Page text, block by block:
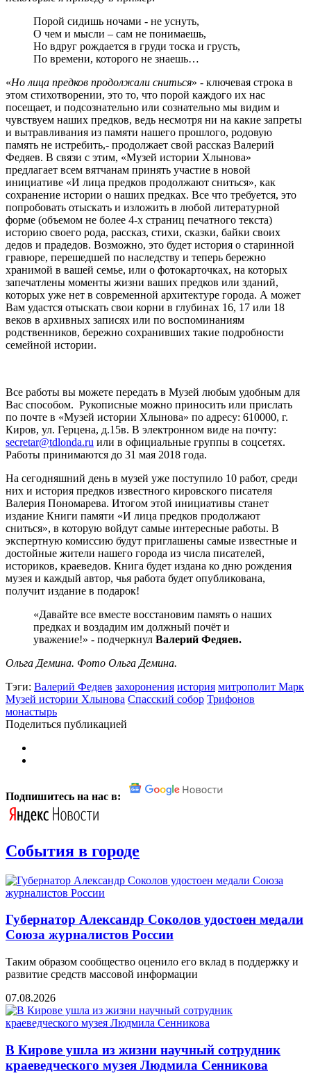
Порой сидишь ночами - не уснуть,
О чем и мысли – сам не понимаешь,
Но вдруг рождается в груди тоска и грусть,
По времени, которого не знаешь…
«Но лица предков продолжали сниться» - ключевая строка в
этом стихотворении, это то, что порой каждого их нас
посещает, и подсознательно или сознательно мы видим и
чувствуем наших предков, ведь несмотря ни на какие запреты
и вытравливания из памяти нашего прошлого, родовую
память не истребить,- продолжает свой рассказ Валерий
Федяев. В связи с этим, «Музей истории Хлынова»
предлагает всем вятчанам принять участие в новой
инициативе «И лица предков продолжают сниться», как
сохранение истории о наших предках. Все что требуется, это
попробовать отыскать и изложить в любой литературной
форме (объемом не более 4-х страниц печатного текста)
историю своего рода, рассказ, стихи, сказки, байки своих
дедов и прадедов. Возможно, это будет история о старинной
гравюре, перешедшей по наследству и теперь бережно
хранимой в вашей семье, или о фотокарточках, на которых
запечатлены моменты жизни ваших предков или зданий,
которых уже нет в современной архитектуре города. А может
Вам удастся отыскать свои корни в глубинах 16, 17 или 18
веков в архивных записях или по воспоминаниям
родственников, бережно сохранивших такие подробности
семейной истории.
Все работы вы можете передать в Музей любым удобным для
Вас способом. Рукописные можно приносить или прислать
по почте в «Музей истории Хлынова» по адресу: 610000, г.
Киров, ул. Герцена, д.15в. В электронном виде на почту:
secretar@tdlonda.ru или в официальные группы в соцсетях.
Работы принимаются до 31 мая 2018 года.
На сегодняшний день в музей уже поступило 10 работ, среди
них и история предков известного кировского писателя
Валерия Пономарева. Итогом этой инициативы станет
издание Книги памяти «И лица предков продолжают
сниться», в которую войдут самые интересные работы. В
экспертную комиссию будут приглашены самые известные и
достойные жители нашего города из числа писателей,
историков, краеведов. Книга будет издана ко дню рождения
музея и каждый автор, чья работа будет опубликована,
получит издание в подарок!
«Давайте все вместе восстановим память о наших
предках и воздадим им должный почёт и
уважение!» - подчеркнул Валерий Федяев.
Ольга Демина. Фото Ольга Демина.
Тэги: Валерий Федяев захоронения история митрополит Марк
Музей истории Хлынова Спасский собор Трифонов
монастырь
Поделиться публикацией
Подпишитесь на нас в:
События в городе
Губернатор Александр Соколов удостоен медали
Союза журналистов России
Таким образом сообщество оценило его вклад в поддержку и
развитие средств массовой информации
07.08.2026
В Кирове ушла из жизни научный сотрудник
краеведческого музея Людмила Сенникова